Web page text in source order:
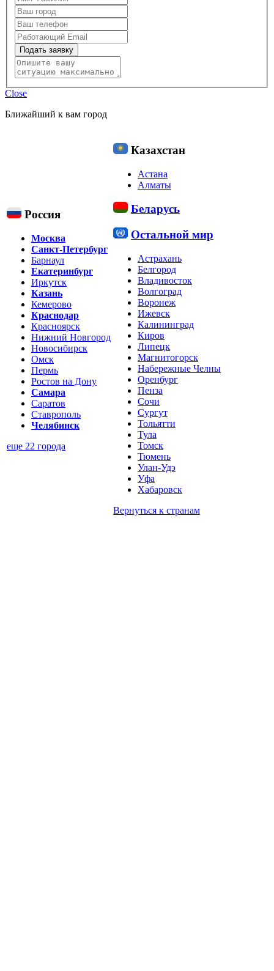
Подать заявку
Close
Ближайший к вам город
Россия
Москва
Санкт-Петербург
Барнаул
Екатеринбург
Иркутск
Казань
Кемерово
Краснодар
Красноярск
Нижний Новгород
Новосибирск
Омск
Пермь
Ростов на Дону
Самара
Саратов
Ставрополь
Челябинск
еще 22 города
Казахстан
Астана
Алматы
Беларусь
Остальной мир
Астрахань
Белгород
Владивосток
Волгоград
Воронеж
Ижевск
Калининград
Киров
Липецк
Магнитогорск
Набережные Челны
Оренбург
Пенза
Сочи
Сургут
Тольятти
Тула
Томск
Тюмень
Улан-Удэ
Уфа
Хабаровск
Вернуться к странам